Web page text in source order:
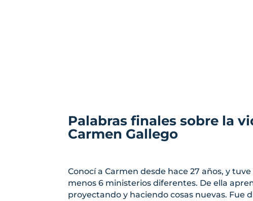
Palabras finales sobre la
Carmen Gallego
Conocí a Carmen desde hace 27 años, y
menos 6 ministerios diferentes. De ella
proyectando y haciendo cosas nuevas. Fue